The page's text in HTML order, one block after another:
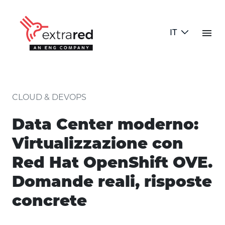
menu
CLOUD & DEVOPS
Data Center moderno:
Virtualizzazione con
Red Hat OpenShift OVE.
Domande reali, risposte
concrete